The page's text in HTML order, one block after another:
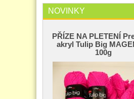
NOVINKY
PŘÍZE NA PLETENÍ
akryl Tulip Big
100g